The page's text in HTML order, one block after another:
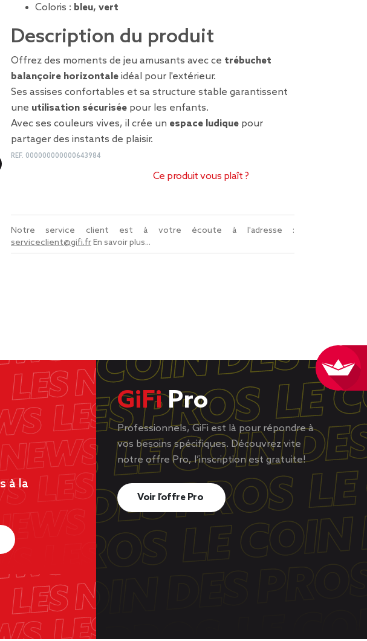
Coloris : bleu, vert
Description du produit
Offrez des moments de jeu amusants avec ce trébuchet
balançoire horizontale idéal pour l'extérieur.
Ses assises confortables et sa structure stable garantissent
une utilisation sécurisée pour les enfants.
Avec ses couleurs vives, il crée un espace ludique pour
partager des instants de plaisir.
REF. 000000000000643984
Ce produit vous plaît ?
Notre service client est à votre écoute à l'adresse :
serviceclient@gifi.frEn savoir plus...
à la
GiFiPro
Professionnels, GiFi est là pour répondre à
vos besoins spécifiques. Découvrez vite
notre offre Pro, l’inscription est gratuite!
Voir l’offre Pro